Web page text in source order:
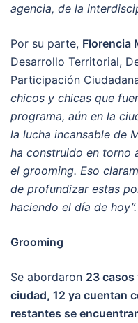
agencia, de la
Por su parte, Florencia
Desarrollo Territorial,
Participación
chicos y chicas que
programa, aún en la
la lucha incansable de
ha construido en torno
el grooming. Eso
de profundizar estas
haciendo el día de hoy”.
Grooming
Se abordaron 23 casos
ciudad, 12 ya cuentan
restantes se